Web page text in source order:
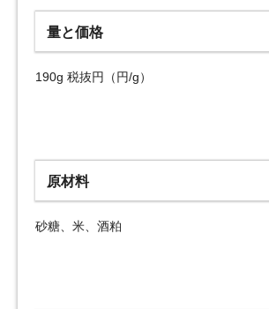
量と価格
190g 税抜円（円/g）
原材料
砂糖、米、酒粕